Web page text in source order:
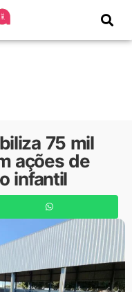
75 mil
ações de
infantil